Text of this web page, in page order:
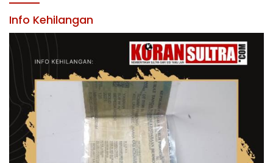
Info Kehilangan